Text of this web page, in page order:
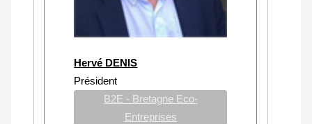
Hervé DENIS
Président
B2E - Bretagne Eco-
Entreprises